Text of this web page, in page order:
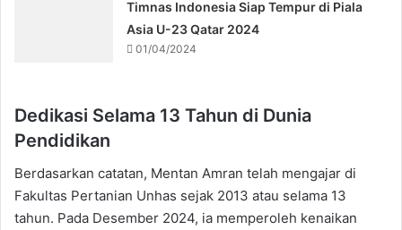
Timnas Indonesia Siap Tempur di Piala
Asia U-23 Qatar 2024
01/04/2024
Dedikasi Selama 13 Tahun di Dunia
Pendidikan
Berdasarkan catatan, Mentan Amran telah mengajar di
Fakultas Pertanian Unhas sejak 2013 atau selama 13
tahun. Pada Desember 2024, ia memperoleh kenaikan